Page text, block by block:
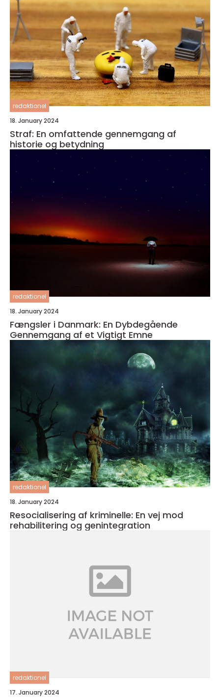
redaktionel
18. January 2024
Straf: En omfattende gennemgang af
historie og betydning
redaktionel
18. January 2024
Fængsler i Danmark: En Dybdegående
Gennemgang af et Vigtigt Emne
redaktionel
18. January 2024
Resocialisering af kriminelle: En vej mod
rehabilitering og genintegration
redaktionel
17. January 2024